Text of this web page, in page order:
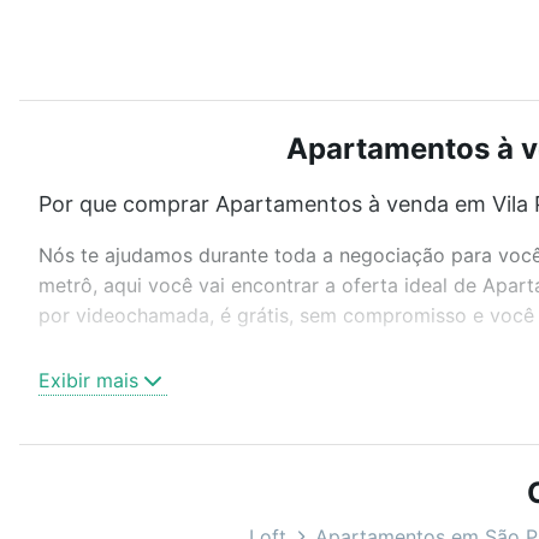
Apartamentos à
Por que comprar Apartamentos à venda em Vila
Nós te ajudamos durante toda a negociação para
metrô, aqui você vai encontrar a oferta ideal de
por videochamada, é grátis, sem compromisso e
ou sem vaga de garagem para combinar
Apartamentos à venda em Vila Primavera, São Paulo,
Qual o preço de Apartamentos à venda em Vila
Exibir mais